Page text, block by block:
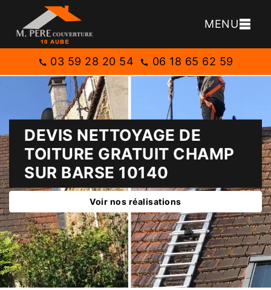
MENU
03 59 28 20 54 06 18 65 62 59
DEVIS NETTOYAGE DE
TOITURE GRATUIT CHAMP
SUR BARSE 10140
Voir nos réalisations